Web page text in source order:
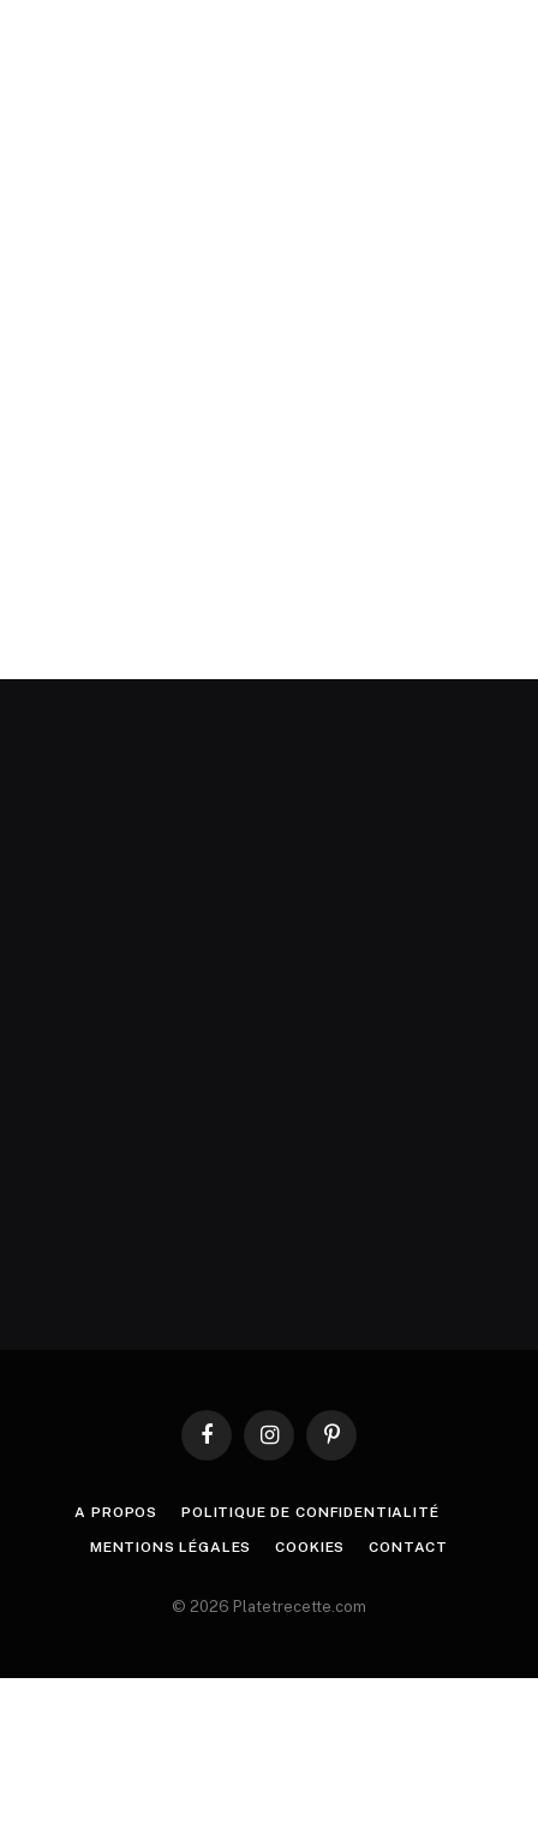
FacebookInstagramPinterest
A PROPOS POLITIQUE DE CONFIDENTIALITÉ
MENTIONS LÉGALES COOKIES CONTACT
© 2026 Platetrecette.com